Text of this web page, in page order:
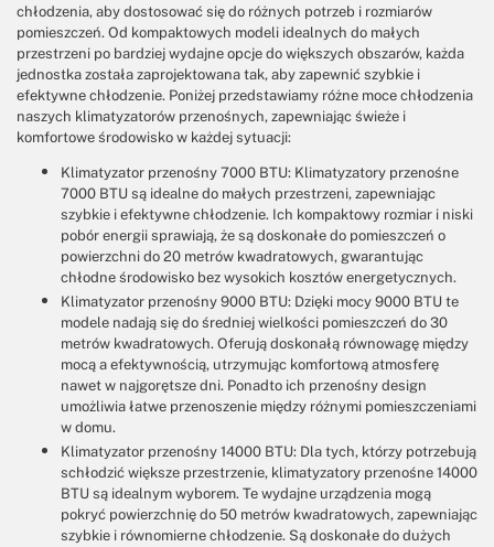
chłodzenia, aby dostosować się do różnych potrzeb i rozmiarów
pomieszczeń. Od kompaktowych modeli idealnych do małych
przestrzeni po bardziej wydajne opcje do większych obszarów, każda
jednostka została zaprojektowana tak, aby zapewnić szybkie i
efektywne chłodzenie. Poniżej przedstawiamy różne moce chłodzenia
naszych klimatyzatorów przenośnych, zapewniając świeże i
komfortowe środowisko w każdej sytuacji:
Klimatyzator przenośny 7000 BTU: Klimatyzatory przenośne
7000 BTU są idealne do małych przestrzeni, zapewniając
szybkie i efektywne chłodzenie. Ich kompaktowy rozmiar i niski
pobór energii sprawiają, że są doskonałe do pomieszczeń o
powierzchni do 20 metrów kwadratowych, gwarantując
chłodne środowisko bez wysokich kosztów energetycznych.
Klimatyzator przenośny 9000 BTU: Dzięki mocy 9000 BTU te
modele nadają się do średniej wielkości pomieszczeń do 30
metrów kwadratowych. Oferują doskonałą równowagę między
mocą a efektywnością, utrzymując komfortową atmosferę
nawet w najgorętsze dni. Ponadto ich przenośny design
umożliwia łatwe przenoszenie między różnymi pomieszczeniami
w domu.
Klimatyzator przenośny 14000 BTU: Dla tych, którzy potrzebują
schłodzić większe przestrzenie, klimatyzatory przenośne 14000
BTU są idealnym wyborem. Te wydajne urządzenia mogą
pokryć powierzchnię do 50 metrów kwadratowych, zapewniając
szybkie i równomierne chłodzenie. Są doskonałe do dużych